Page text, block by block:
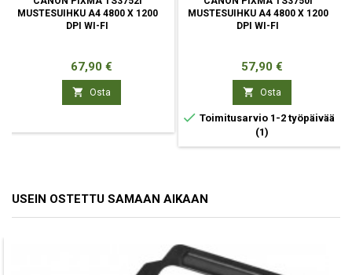
MUSTESUIHKU A4 4800 X 1200
DPI WI-FI
Hinta
67,90 €
 Osta
MUSTESUIHKU A4 4800 X 1200
DPI WI-FI
Hinta
57,90 €
 Osta
 Toimitusarvio 1-2 työpäivää
(1)
USEIN OSTETTU SAMAAN AIKAAN